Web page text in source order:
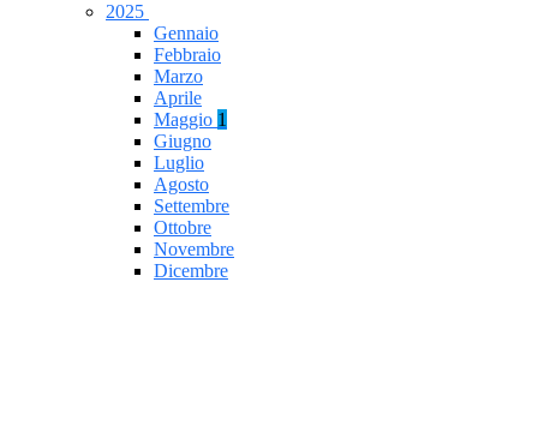
2025
Gennaio
Febbraio
Marzo
Aprile
Maggio 1
Giugno
Luglio
Agosto
Settembre
Ottobre
Novembre
Dicembre